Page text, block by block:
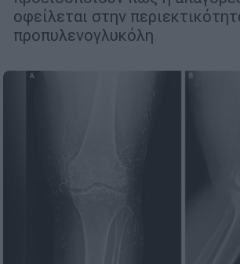
οφείλεται στην
προπυλενογλυκόλη